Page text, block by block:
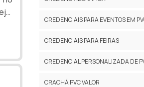
e
CREDENCIAIS PARA EVENTOS EM
CREDENCIAIS PARA FEIRAS
CREDENCIAL PERSONALIZADA DE
CRACHÁ PVC VALOR